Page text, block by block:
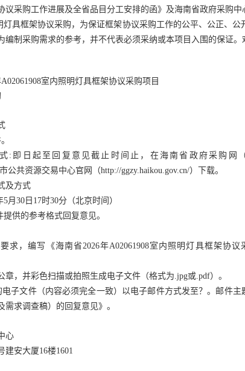
议采购工作进展及全省品目分工安排的函》及海南省政府采购
具框架协议采购， 为保证框架协议采购工作的公平、公正、 公
编制采购需求的参考，并不代表必须采纳或本项目入围的保证。
室内照明灯具框架协议采购项目
:即日起至回复意见截止时间止，在海南省政府采购网（
公共资源交易中心官网 （http://ggzy.haikou.gov.cn/）下载。
及方式
5月30 日 17时30分（北京时间）
提供的参考格式回复意见。
求，编写《海南省2026年A02061908室内照明灯具框架协
章，并彩色扫描或拍照生成电子文件（格式为.jpg或.pdf）。
电子文件（内容必须完全一致）以电子邮件方式发至？。邮件主
需求调查稿）的回复意见》。
心
建安大厦16楼1601